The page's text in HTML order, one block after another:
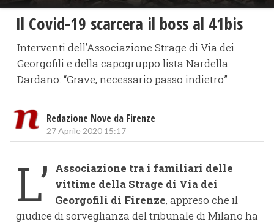
Il Covid-19 scarcera il boss al 41bis
Interventi dell’Associazione Strage di Via dei
Georgofili e della capogruppo lista Nardella
Dardano: “Grave, necessario passo indietro”
Redazione Nove da Firenze
27 Aprile 2020 15:17
L’
Associazione tra i familiari delle
vittime della Strage di Via dei
Georgofili di Firenze, appreso che il
giudice di sorveglianza del tribunale di Milano ha